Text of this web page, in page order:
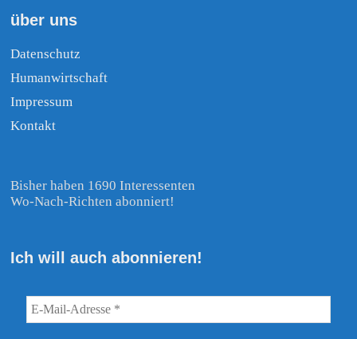
über uns
Datenschutz
Humanwirtschaft
Impressum
Kontakt
Bisher haben 1690 Interessenten
Wo-Nach-Richten abonniert!
Ich will auch abonnieren!